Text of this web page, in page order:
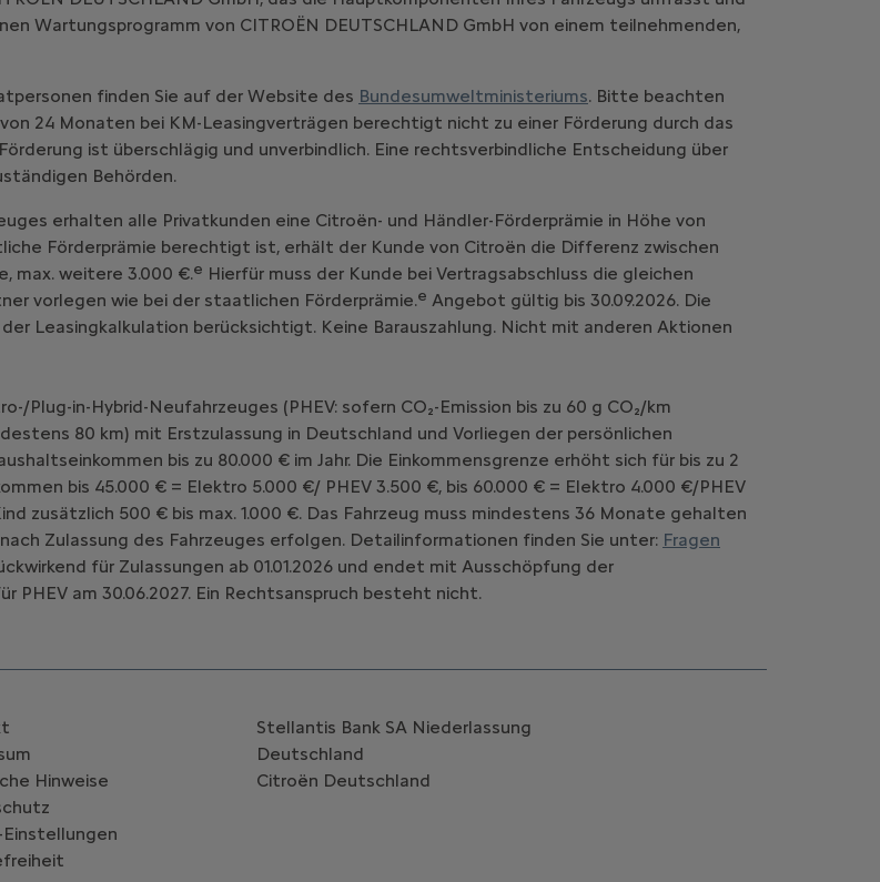
Wartungsprogramm von CITROËN DEUTSCHLAND GmbH von einem teilnehmenden,
finden Sie auf der Website des Bundesumweltministeriums. Bitte beachten
24 Monaten bei KM-Leasingverträgen berechtigt nicht zu einer Förderung durch das
ist überschlägig und unverbindlich. Eine rechtsverbindliche Entscheidung über
Behörden.
erhalten alle Privatkunden eine Citroën- und Händler-Förderprämie in Höhe von
Förderprämie berechtigt ist, erhält der Kunde von Citroën die Differenz zwischen
max. weitere 3.000 €.e Hierfür muss der Kunde bei Vertragsabschluss die gleichen
vorlegen wie bei der staatlichen Förderprämie.e Angebot gültig bis 30.09.2026. Die
Leasingkalkulation berücksichtigt. Keine Barauszahlung. Nicht mit anderen Aktionen
Plug-in-Hybrid-Neufahrzeuges (PHEV: sofern CO₂-Emission bis zu 60 g CO₂/km
80 km) mit Erstzulassung in Deutschland und Vorliegen der persönlichen
bis zu 80.000 € im Jahr. Die Einkommensgrenze erhöht sich für bis zu 2
bis 45.000 € = Elektro 5.000 €/ PHEV 3.500 €, bis 60.000 € = Elektro 4.000 €/PHEV
zusätzlich 500 € bis max. 1.000 €. Das Fahrzeug muss mindestens 36 Monate gehalten
Zulassung des Fahrzeuges erfolgen. Detailinformationen finden Sie unter: Fragen
für Zulassungen ab 01.01.2026 und endet mit Ausschöpfung der
am 30.06.2027. Ein Rechtsanspruch besteht nicht.
Hinweise
Einstellungen
Stellantis Bank SA Niederlassung
Deutschland
Citroën‎ Deutschland